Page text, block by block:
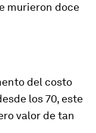
murieron doce
del costo
los 70, este
valor de tan